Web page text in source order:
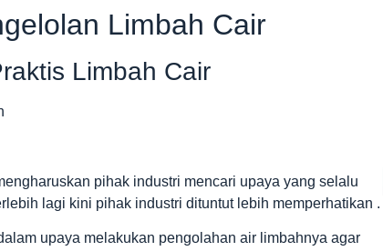
Limbah Cair
Limbah Cair
pihak industri mencari upaya yang selalu
lagi kini pihak industri dituntut lebih memperhatikan .
upaya melakukan pengolahan air limbahnya agar